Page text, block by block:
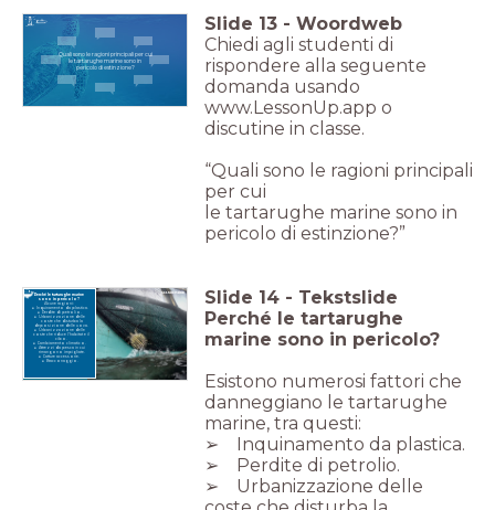
Quali sono le ragioni principali per cui
le tartarughe marine sono in
pericolo di estinzione?
Slide 13 - Woordweb
Chiedi agli studenti di
rispondere alla seguente
domanda usando
www.LessonUp.app o
discutine in classe.
“Quali sono le ragioni principali
per cui
le tartarughe marine sono in
pericolo di estinzione?”
Perché le tartarughe marine
sono in pericolo?
Alcune ragioni:
Inquinamento da plastica.
Perdite di petrolio.
Urbanizzazione delle
coste che disturba la
deposizione delle uova.
Urbanizzazione delle
coste che riduce l’habitat e il
cibo.
Cambiamento climatico.
Attrezzi da pesca in cui
rimangono impigliate.
Catture accessorie.
Bracconaggio.
Slide 14 - Tekstslide
Perché le tartarughe
marine sono in pericolo?
Esistono numerosi fattori che
danneggiano le tartarughe
marine, tra questi:
➢ Inquinamento da plastica.
➢ Perdite di petrolio.
➢ Urbanizzazione delle